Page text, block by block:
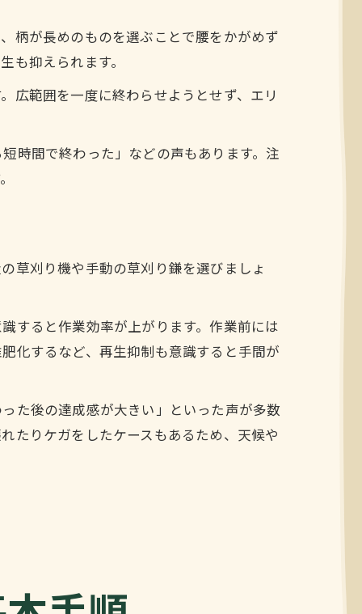
柄が長めのものを選ぶことで腰をかがめず
抑えられます。
広範囲を一度に終わらせようとせず、エリ
時間で終わった」などの声もあります。注
草刈り機や手動の草刈り鎌を選びましょ
すると作業効率が上がります。作業前には
化するなど、再生抑制も意識すると手間が
た後の達成感が大きい」といった声が多数
たりケガをしたケースもあるため、天候や